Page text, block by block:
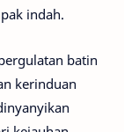
indah.
batin
kerinduan